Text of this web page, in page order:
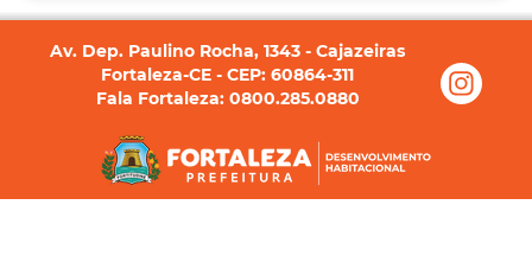
Av. Dep. Paulino Rocha, 1343 - Cajazeiras
Fortaleza-CE - CEP: 60864-311
Fala Fortaleza: 0800.285.0880